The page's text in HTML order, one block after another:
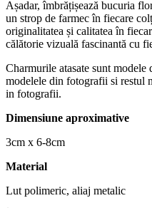
Așadar, îmbrățișează bucuria
un strop de farmec în fiecare
originalitatea și calitatea în
călătorie vizuală fascinantă cu
Charmurile atasate sunt
modelele din fotografii si restul
in fotografii.
Dimensiune aproximative
3cm x 6-8cm
Material
Lut polimeric, aliaj metalic